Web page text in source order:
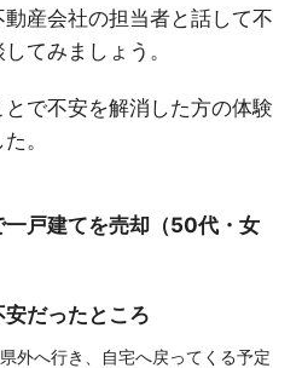
産会社の担当者と話して不
てみましょう。
で不安を解消した方の体験
。
一戸建てを売却（50代・女
だったところ
外へ行き、自宅へ戻ってくる予定